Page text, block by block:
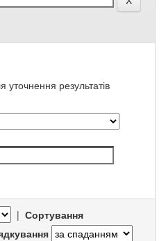
уточнення результатів
| Сортування